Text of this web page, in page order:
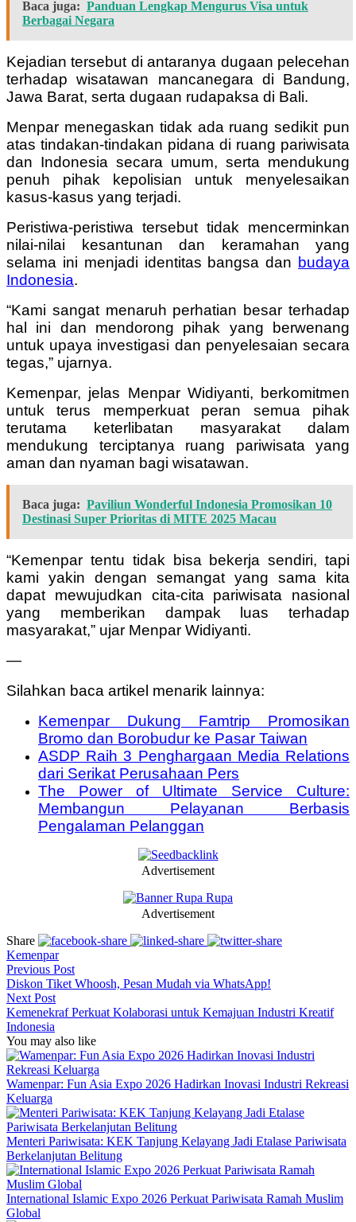
Baca juga: Panduan Lengkap Mengurus Visa untuk
Berbagai Negara
Kejadian tersebut di antaranya dugaan pelecehan
terhadap wisatawan mancanegara di Bandung,
Jawa Barat, serta dugaan rudapaksa di Bali.
Menpar menegaskan tidak ada ruang sedikit pun
atas tindakan-tindakan pidana di ruang pariwisata
dan Indonesia secara umum, serta mendukung
penuh pihak kepolisian untuk menyelesaikan
kasus-kasus yang terjadi.
Peristiwa-peristiwa tersebut tidak mencerminkan
nilai-nilai kesantunan dan keramahan yang
selama ini menjadi identitas bangsa dan budaya
Indonesia.
“Kami sangat menaruh perhatian besar terhadap
hal ini dan mendorong pihak yang berwenang
untuk upaya investigasi dan penyelesaian secara
tegas,” ujarnya.
Kemenpar, jelas Menpar Widiyanti, berkomitmen
untuk terus memperkuat peran semua pihak
terutama keterlibatan masyarakat dalam
mendukung terciptanya ruang pariwisata yang
aman dan nyaman bagi wisatawan.
Baca juga: Paviliun Wonderful Indonesia Promosikan 10
Destinasi Super Prioritas di MITE 2025 Macau
“Kemenpar tentu tidak bisa bekerja sendiri, tapi
kami yakin dengan semangat yang sama kita
dapat mewujudkan cita-cita pariwisata nasional
yang memberikan dampak luas terhadap
masyarakat,” ujar Menpar Widiyanti.
—
Silahkan baca artikel menarik lainnya:
Kemenpar Dukung Famtrip Promosikan
Bromo dan Borobudur ke Pasar Taiwan
ASDP Raih 3 Penghargaan Media Relations
dari Serikat Perusahaan Pers
The Power of Ultimate Service Culture:
Membangun Pelayanan Berbasis
Pengalaman Pelanggan
Advertisement
Advertisement
Share
Kemenpar
Previous Post
Diskon Tiket Whoosh, Pesan Mudah via WhatsApp!
Next Post
Kemenekraf Perkuat Kolaborasi untuk Kemajuan Industri Kreatif
Indonesia
You may also like
Wamenpar: Fun Asia Expo 2026 Hadirkan Inovasi Industri Rekreasi
Keluarga
Menteri Pariwisata: KEK Tanjung Kelayang Jadi Etalase Pariwisata
Berkelanjutan Belitung
International Islamic Expo 2026 Perkuat Pariwisata Ramah Muslim
Global